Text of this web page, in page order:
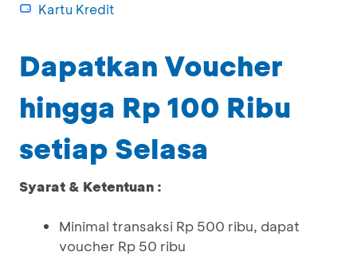
Kartu Kredit
Dapatkan Voucher
hingga Rp 100 Ribu
setiap Selasa
Syarat & Ketentuan :
Minimal transaksi Rp 500 ribu, dapat
voucher Rp 50 ribu